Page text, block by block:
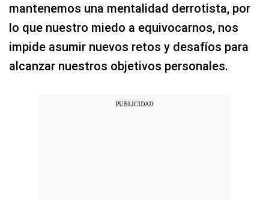
mantenemos una mentalidad derrotista, por
lo que nuestro miedo a equivocarnos, nos
impide asumir nuevos retos y desafíos para
alcanzar nuestros objetivos personales.